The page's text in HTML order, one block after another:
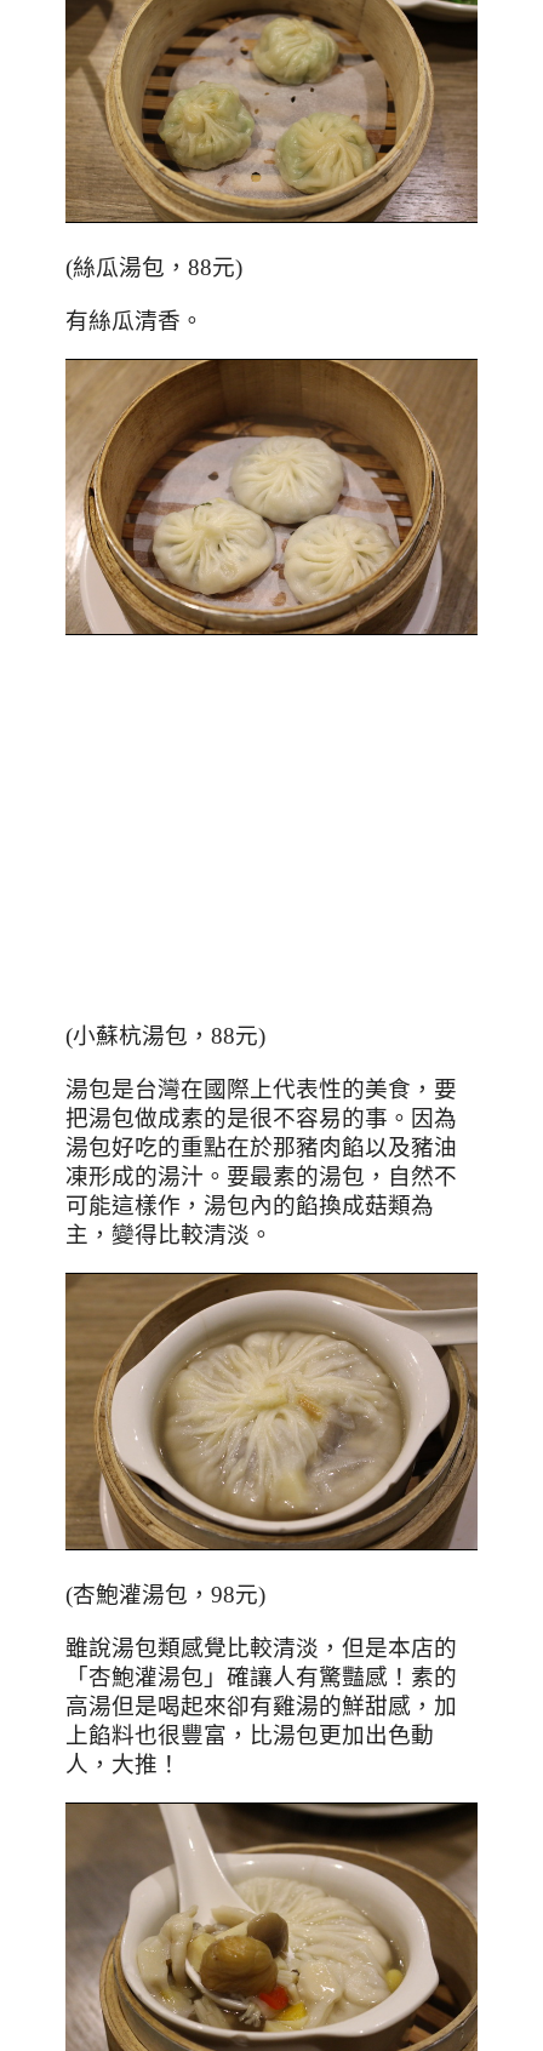
(絲瓜湯包，88元)
有絲瓜清香。
(小蘇杭湯包，88元)
湯包是台灣在國際上代表性的美食，要
把湯包做成素的是很不容易的事。因為
湯包好吃的重點在於那豬肉餡以及豬油
凍形成的湯汁。要最素的湯包，自然不
可能這樣作，湯包內的餡換成菇類為
主，變得比較清淡。
(杏鮑灌湯包，98元)
雖說湯包類感覺比較清淡，但是本店的
「 杏鮑灌湯包 」確讓人有驚豔感！素的
高湯但是喝起來卻有雞湯的鮮甜感，加
上餡料也很豐富，比湯包更加出色動
人，大推！